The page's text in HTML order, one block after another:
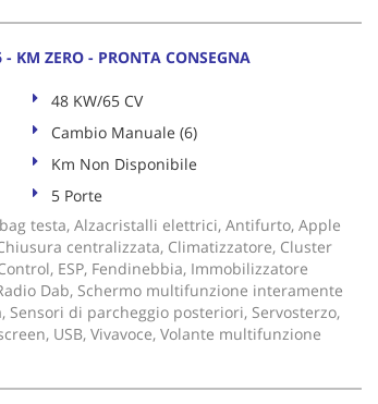
ZERO - PRONTA CONSEGNA
48 KW/65 CV
Cambio Manuale (6)
Km Non Disponibile
5 Porte
testa, Alzacristalli elettrici, Antifurto, Apple
centralizzata, Climatizzatore, Cluster
ESP, Fendinebbia, Immobilizzatore
Dab, Schermo multifunzione interamente
di parcheggio posteriori, Servosterzo,
USB, Vivavoce, Volante multifunzione